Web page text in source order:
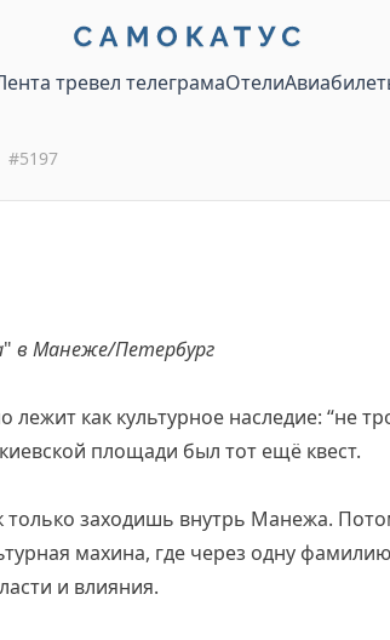
тревел телеграмаОтели
#5197
" в Манеже/Петербург
как культурное наследие: “не
площади был тот ещё квест.
только заходишь внутрь Манежа.
махина, где через одну
и влияния.